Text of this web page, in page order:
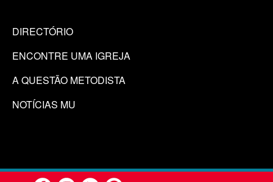
DIRECTÓRIO
ENCONTRE UMA IGREJA
A QUESTÃO METODISTA
NOTÍCIAS MU